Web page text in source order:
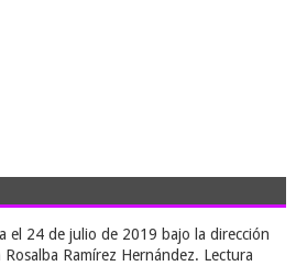
el 24 de julio de 2019 bajo la dirección
Ramírez Hernández. Lectura